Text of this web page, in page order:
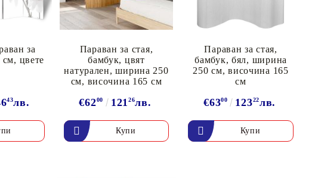
за
см, цвете
43лв.
Параван за стая,
бамбук, цвят
натурален, ширина 250
см, височина 165 см
€6200 12126лв.
Параван за стая,
бамбук, бял, ширина
250 см, височина 165
см
€6300 12322лв.